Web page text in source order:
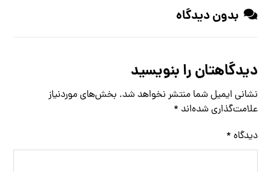
بدون دیدگاه
دیدگاهتان را بنویسید
نشانی ایمیل شما منتشر نخواهد شد. بخش‌های موردنیاز
علامت‌گذاری شده‌اند *
دیدگاه *